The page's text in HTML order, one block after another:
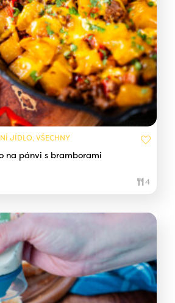
JÍDLO, VŠECHNY
na pánvi s bramborami
4